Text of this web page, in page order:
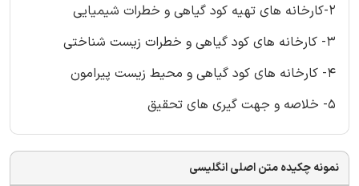
2-کارخانه های تهیه کود گیاهی و خطرات شیمیایی
3- کارخانه های کود گیاهی و خطرات زیست شناختی
4- کارخانه های کود گیاهی و محیط زیست پیرامون
5- خلاصه و جهت گیری های تحقیق
نمونه چکیده متن اصلی انگلیسی